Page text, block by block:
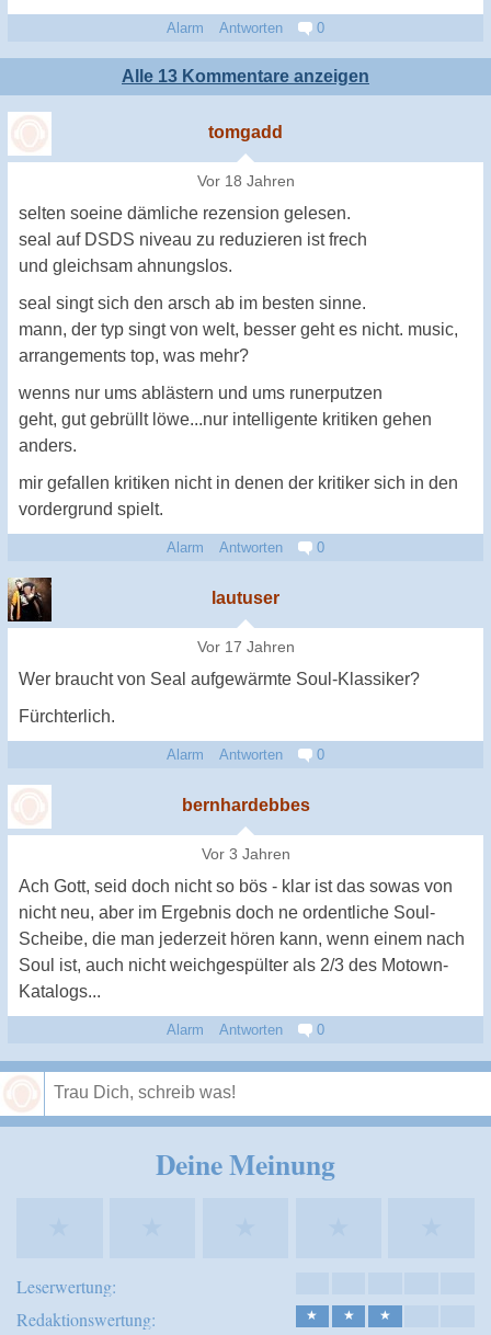
Alarm Antworten 0
Alle 13 Kommentare anzeigen
tomgadd
Vor 18 Jahren
selten soeine dämliche rezension gelesen.
seal auf DSDS niveau zu reduzieren ist frech
und gleichsam ahnungslos.
seal singt sich den arsch ab im besten sinne.
mann, der typ singt von welt, besser geht es nicht. music,
arrangements top, was mehr?
wenns nur ums ablästern und ums runerputzen
geht, gut gebrüllt löwe...nur intelligente kritiken gehen
anders.
mir gefallen kritiken nicht in denen der kritiker sich in den
vordergrund spielt.
Alarm Antworten 0
lautuser
Vor 17 Jahren
Wer braucht von Seal aufgewärmte Soul-Klassiker?
Fürchterlich.
Alarm Antworten 0
bernhardebbes
Vor 3 Jahren
Ach Gott, seid doch nicht so bös - klar ist das sowas von
nicht neu, aber im Ergebnis doch ne ordentliche Soul-
Scheibe, die man jederzeit hören kann, wenn einem nach
Soul ist, auch nicht weichgespülter als 2/3 des Motown-
Katalogs...
Alarm Antworten 0
Deine Meinung
Leserwertung:
Redaktionswertung:
★ ★ ★